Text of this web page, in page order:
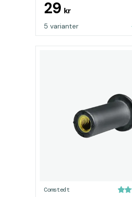
29 kr
5 varianter
Comstedt